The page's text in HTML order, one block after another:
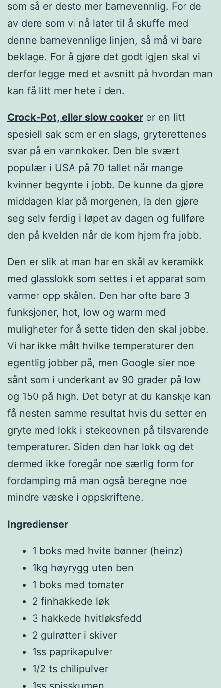
som så er desto mer barnevennlig. For de
av dere som vi nå later til å skuffe med
denne barnevennlige linjen, så må vi bare
beklage. For å gjøre det godt igjen skal vi
derfor legge med et avsnitt på hvordan man
kan få litt mer hete i den.
Crock-Pot, eller slow cooker er en litt
spesiell sak som er en slags, gryterettenes
svar på en vannkoker. Den ble svært
populær i USA på 70 tallet når mange
kvinner begynte i jobb. De kunne da gjøre
middagen klar på morgenen, la den gjøre
seg selv ferdig i løpet av dagen og fullføre
den på kvelden når de kom hjem fra jobb.
Den er slik at man har en skål av keramikk
med glasslokk som settes i et apparat som
varmer opp skålen. Den har ofte bare 3
funksjoner, hot, low og warm med
muligheter for å sette tiden den skal jobbe.
Vi har ikke målt hvilke temperaturer den
egentlig jobber på, men Google sier noe
sånt som i underkant av 90 grader på low
og 150 på high. Det betyr at du kanskje kan
få nesten samme resultat hvis du setter en
gryte med lokk i stekeovnen på tilsvarende
temperaturer. Siden den har lokk og det
dermed ikke foregår noe særlig form for
fordamping må man også beregne noe
mindre væske i oppskriftene.
Ingredienser
1 boks med hvite bønner (heinz)
1kg høyrygg uten ben
1 boks med tomater
2 finhakkede løk
3 hakkede hvitløksfedd
2 gulrøtter i skiver
1ss paprikapulver
1/2 ts chilipulver
1ss spisskumen